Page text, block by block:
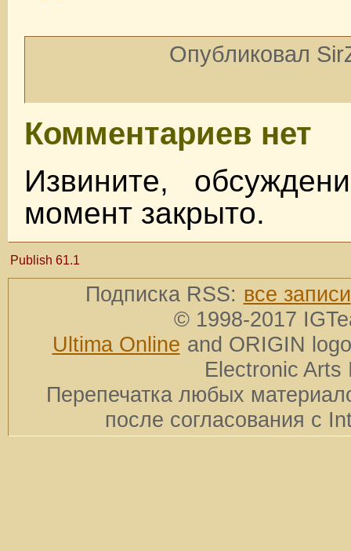
Опубликовал
Комментариев нет
Извините,
момент закрыто.
Publish 61.1
Подписка RSS: все записи
© 1998-2017
Ultima Online and ORIGIN
Electronic Arts
Перепечатка любых
после согласования с